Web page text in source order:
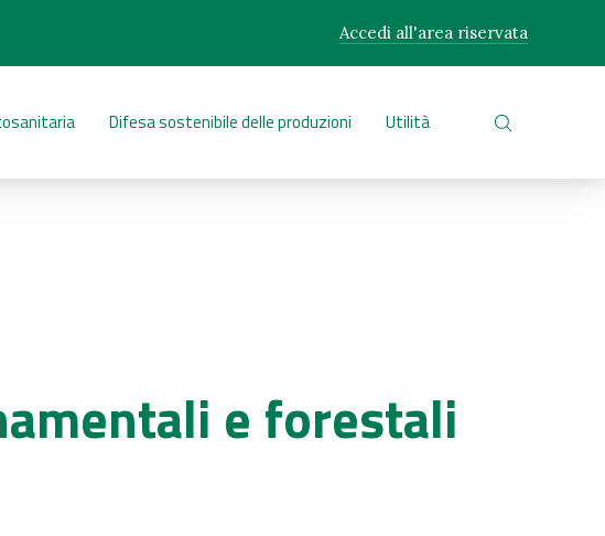
Accedi all'area riservata
Difesa sostenibile delle produzioni Utilità
CERCA NEL
e forestali